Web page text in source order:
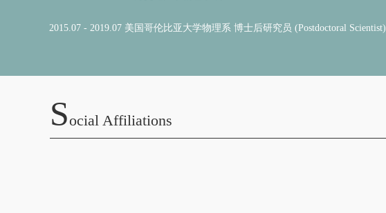
2015.07 - 2019.07 美国哥伦比亚大学物理系 博士后研究员 (Postdoctoral Scientist)
SOcial Affiliations